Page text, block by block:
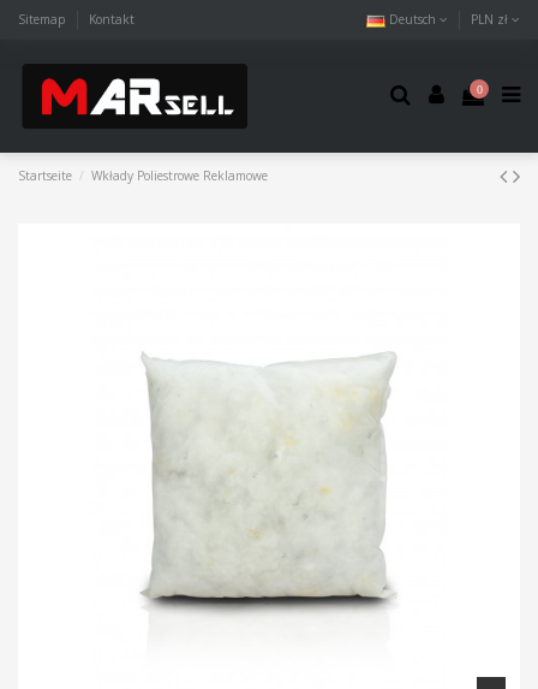
Sitemap Kontakt Deutsch PLN zł
0
Startseite Wkłady Poliestrowe Reklamowe